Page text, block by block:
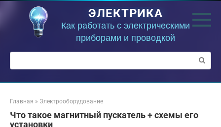
ЭЛЕКТРИКА
Как работать с электрическими
приборами и проводкой
Поиск:
Главная » Электрооборудование
Что такое магнитный пускатель + схемы его
установки